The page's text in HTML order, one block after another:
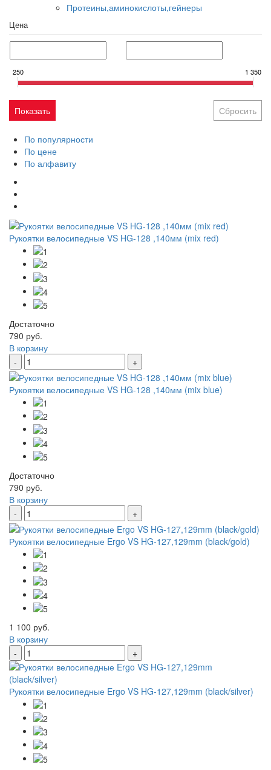
Протеины,аминокислоты,гейнеры
Цена
250 1 350
По популярности
По цене
По алфавиту
Рукоятки велосипедные VS HG-128 ,140мм (mix red)
Достаточно
790 руб.
В корзину
-
+
Рукоятки велосипедные VS HG-128 ,140мм (mix blue)
Достаточно
790 руб.
В корзину
-
+
Рукоятки велосипедные Ergo VS HG-127,129mm (black/gold)
1 100 руб.
В корзину
-
+
Рукоятки велосипедные Ergo VS HG-127,129mm (black/silver)